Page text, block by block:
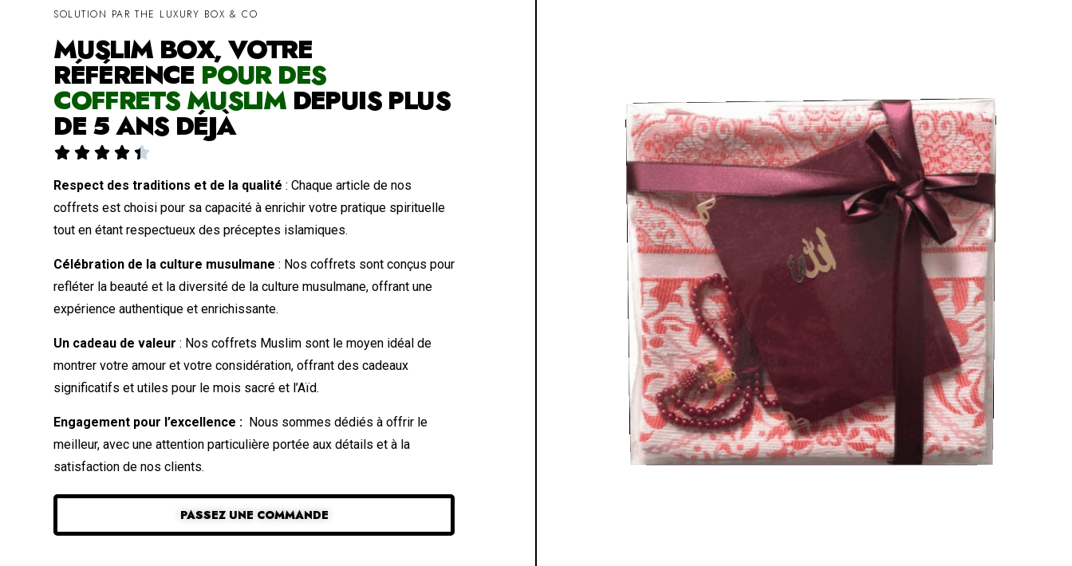
SOLUTION PAR THE LUXURY BOX & CO
MUSLIM BOX, VOTRE
RÉFÉRENCE POUR DES
COFFRETS MUSLIM DEPUIS PLUS
DE 5 ANS DÉJÀ
    
Respect des traditions et de la qualité : Chaque article de nos
coffrets est choisi pour sa capacité à enrichir votre pratique spirituelle
tout en étant respectueux des préceptes islamiques.
Célébration de la culture musulmane : Nos coffrets sont conçus pour
refléter la beauté et la diversité de la culture musulmane, offrant une
expérience authentique et enrichissante.
Un cadeau de valeur : Nos coffrets Muslim sont le moyen idéal de
montrer votre amour et votre considération, offrant des cadeaux
significatifs et utiles pour le mois sacré et l’Aïd.
Engagement pour l’excellence : Nous sommes dédiés à offrir le
meilleur, avec une attention particulière portée aux détails et à la
satisfaction de nos clients.
PASSEZ UNE COMMANDE